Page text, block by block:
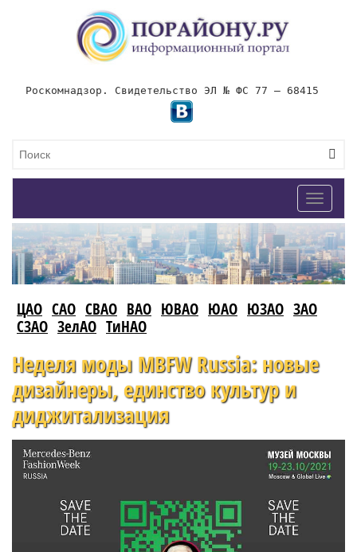
Роскомнадзор. Свидетельство ЭЛ № ФС 77 – 68415
Toggle
ЦАО САО СВАО ВАО ЮВАО ЮАО ЮЗАО ЗАО
СЗАО ЗелАО ТиНАО
Неделя моды MBFW Russia: новые
дизайнеры, единство культур и
диджитализация